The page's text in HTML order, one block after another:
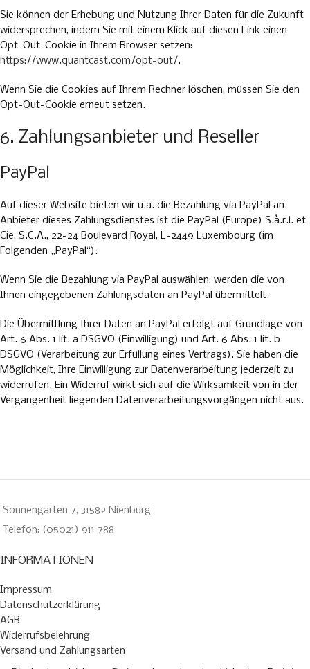
Sie können der Erhebung und Nutzung Ihrer Daten für die Zukunft
widersprechen, indem Sie mit einem Klick auf diesen Link einen
Opt-Out-Cookie in Ihrem Browser setzen:
https://www.quantcast.com/opt-out/.
Wenn Sie die Cookies auf Ihrem Rechner löschen, müssen Sie den
Opt-Out-Cookie erneut setzen.
6. Zahlungsanbieter und Reseller
PayPal
Auf dieser Website bieten wir u.a. die Bezahlung via PayPal an.
Anbieter dieses Zahlungsdienstes ist die PayPal (Europe) S.à.r.l. et
Cie, S.C.A., 22-24 Boulevard Royal, L-2449 Luxembourg (im
Folgenden „PayPal“).
Wenn Sie die Bezahlung via PayPal auswählen, werden die von
Ihnen eingegebenen Zahlungsdaten an PayPal übermittelt.
Die Übermittlung Ihrer Daten an PayPal erfolgt auf Grundlage von
Art. 6 Abs. 1 lit. a DSGVO (Einwilligung) und Art. 6 Abs. 1 lit. b
DSGVO (Verarbeitung zur Erfüllung eines Vertrags). Sie haben die
Möglichkeit, Ihre Einwilligung zur Datenverarbeitung jederzeit zu
widerrufen. Ein Widerruf wirkt sich auf die Wirksamkeit von in der
Vergangenheit liegenden Datenverarbeitungsvorgängen nicht aus.
Sonnengarten 7, 31582 Nienburg
Telefon: (05021) 911 788
INFORMATIONEN
Impressum
Datenschutzerklärung
AGB
Widerrufsbelehrung
Versand und Zahlungsarten